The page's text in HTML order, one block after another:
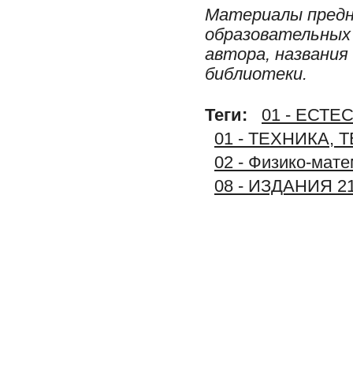
Материалы
автора,
библиотеки.
Теги:
01 -
01 - ТЕХНИКА,
02 - Физико-
08 - ИЗДАНИЯ